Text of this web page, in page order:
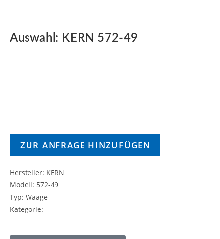
Auswahl: KERN 572-49
ZUR ANFRAGE HINZUFÜGEN
Hersteller: KERN
Modell: 572-49
Typ: Waage
Kategorie: